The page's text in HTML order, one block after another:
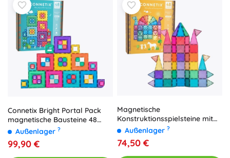
Connetix Bright Portal Pack
magnetische Bausteine 48
TeileAußenlager ?
99,90 €
Magnetische
Konstruktionsspielsteine mit
Glitzer 48 Stk. CONNETIX
Glitter Castle Pack
Außenlager ?
74,50 €